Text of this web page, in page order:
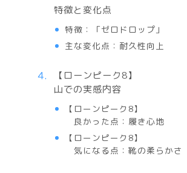
特徴と変化点
特徴：「ゼロドロップ」
主な変化点：耐久性向上
【ローンピーク8】
山での実感内容
【ローンピーク8】
良かった点：履き心地
【ローンピーク8】
気になる点：靴の柔らかさ